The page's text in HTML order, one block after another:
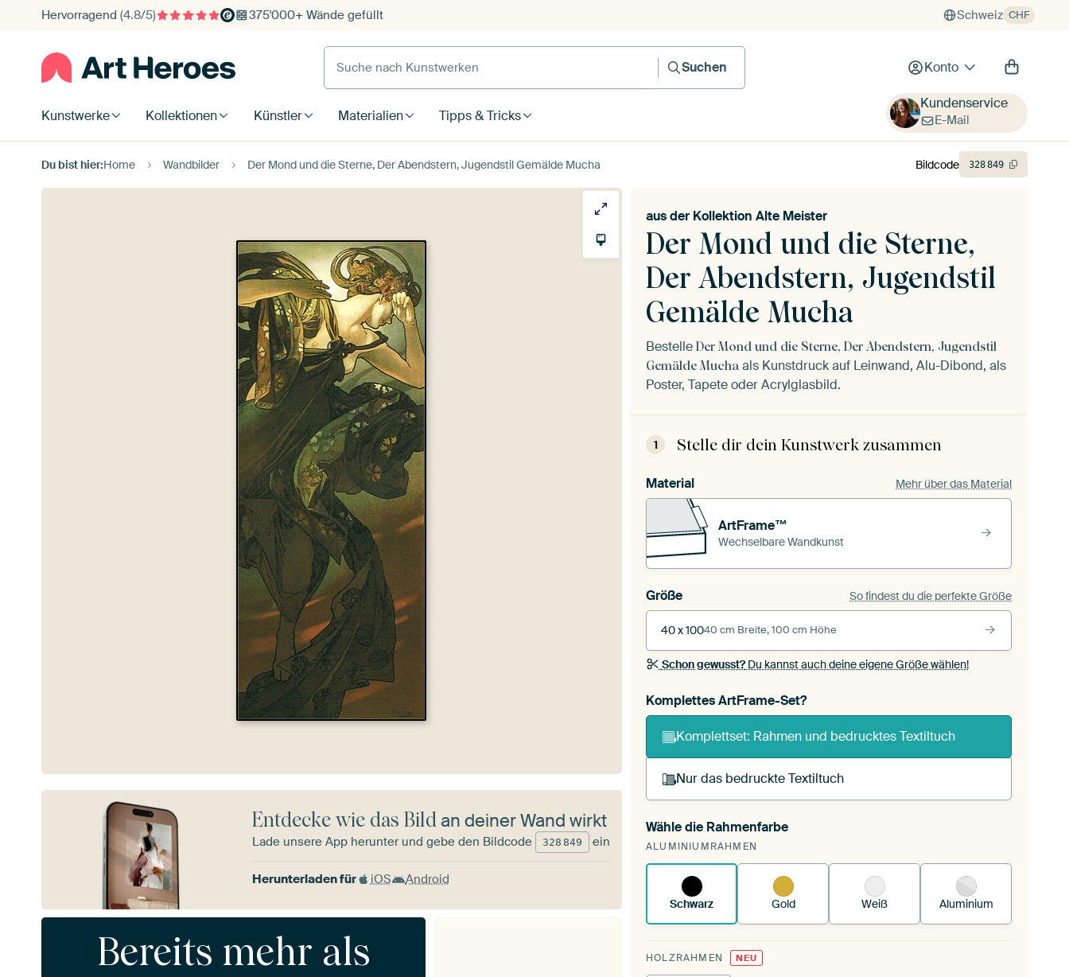
Hervorragend (4.8/5) 375'000+ Wände gefüllt Schweiz CHF
Suche nach Kunstwerken
Suchen
Konto
Kunstwerke Kollektionen Künstler Materialien Tipps & Tricks
Kundenservice
E-Mail
Du bist hier:Home Wandbilder Der Mond und die Sterne, Der Abendstern, Jugendstil Gemälde Mucha
Der Mond und die Sterne,
Der Abendstern, Jugendstil
Gemälde Mucha
aus der Kollektion Alte Meister
Bestelle Der Mond und die Sterne, Der Abendstern, Jugendstil
Gemälde Mucha als Kunstdruck auf Leinwand, Alu-Dibond, als
Poster, Tapete oder Acrylglasbild.
1 Stelle dir dein Kunstwerk zusammen
Material Mehr über das Material
ArtFrame™
Wechselbare Wandkunst
Größe So findest du die perfekte Größe
40 x 10040 cm Breite, 100 cm Höhe
Schon gewusst?Du kannst auch deine eigene Größe wählen!
Komplettes ArtFrame-Set?
Komplettset: Rahmen und bedrucktes Textiltuch
Nur das bedruckte Textiltuch
Du spannst einen wechselbaren Textiltuch in deinen
vorhandenen ArtFrame™.
Wähle die Rahmenfarbe
ALUMINIUMRAHMEN
Schwarz Gold Weiß Aluminium
HOLZRAHMEN NEU
Bildcode 328849
Entdecke wie das Bildan deiner Wand wirkt
Lade unsere App herunter und gebe den Bildcode 328 849 ein
Herunterladen für iOS Android
Bereits mehr als